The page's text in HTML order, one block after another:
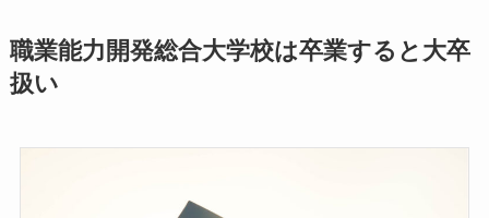
職業能力開発総合大学校は卒業すると大卒
扱い